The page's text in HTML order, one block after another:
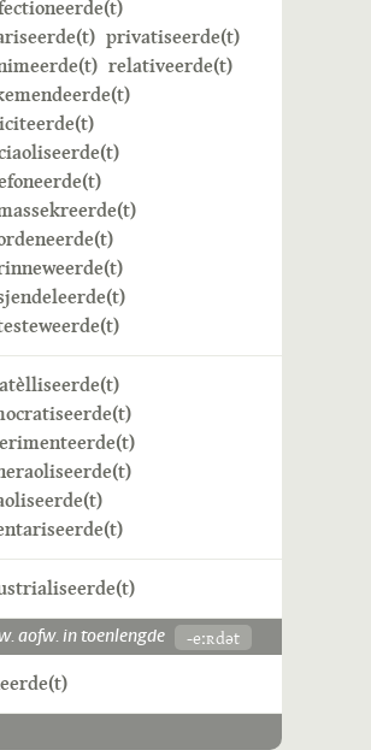
privatiseerde(t)
relativeerde(t)
aofw. in toenlengde -eːʀdət